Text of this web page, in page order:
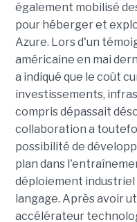
également mobilisé
pour héberger et
Azure. Lors d'un
américaine en mai
a indiqué que le coût
investissements,
compris dépassait
collaboration a
possibilité de
plan dans
déploiement industriel
langage. Après avoir
accélérateur